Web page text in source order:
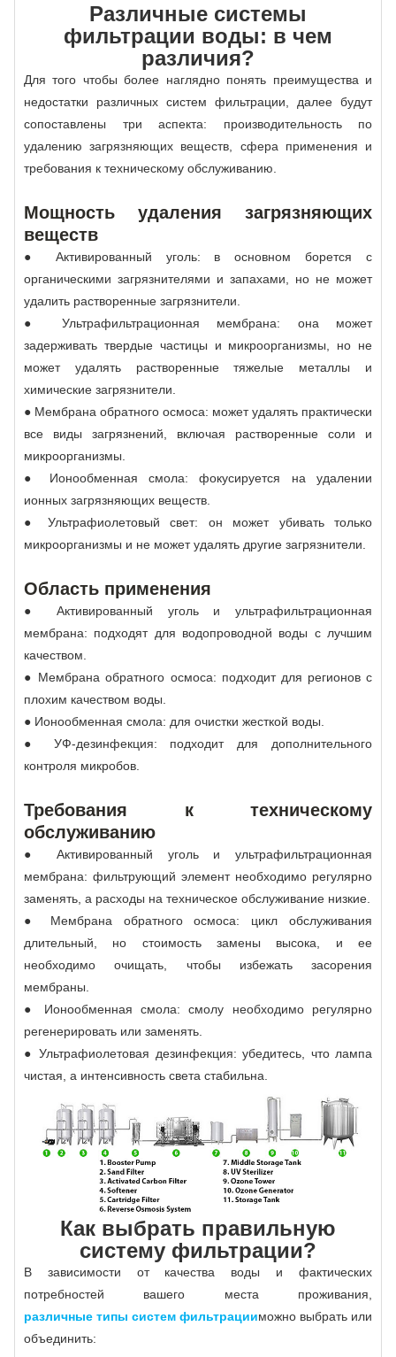
Различные системы
фильтрации воды: в чем
различия?
Для того чтобы более наглядно понять преимущества и
недостатки различных систем фильтрации, далее будут
сопоставлены три аспекта: производительность по
удалению загрязняющих веществ, сфера применения и
требования к техническому обслуживанию.
Мощность удаления загрязняющих
веществ
● Активированный уголь: в основном борется с
органическими загрязнителями и запахами, но не может
удалить растворенные загрязнители.
● Ультрафильтрационная мембрана: она может
задерживать твердые частицы и микроорганизмы, но не
может удалять растворенные тяжелые металлы и
химические загрязнители.
● Мембрана обратного осмоса: может удалять практически
все виды загрязнений, включая растворенные соли и
микроорганизмы.
● Ионообменная смола: фокусируется на удалении
ионных загрязняющих веществ.
● Ультрафиолетовый свет: он может убивать только
микроорганизмы и не может удалять другие загрязнители.
Область применения
● Активированный уголь и ультрафильтрационная
мембрана: подходят для водопроводной воды с лучшим
качеством.
● Мембрана обратного осмоса: подходит для регионов с
плохим качеством воды.
● Ионообменная смола: для очистки жесткой воды.
● УФ-дезинфекция: подходит для дополнительного
контроля микробов.
Требования к техническому
обслуживанию
● Активированный уголь и ультрафильтрационная
мембрана: фильтрующий элемент необходимо регулярно
заменять, а расходы на техническое обслуживание низкие.
● Мембрана обратного осмоса: цикл обслуживания
длительный, но стоимость замены высока, и ее
необходимо очищать, чтобы избежать засорения
мембраны.
● Ионообменная смола: смолу необходимо регулярно
регенерировать или заменять.
● Ультрафиолетовая дезинфекция: убедитесь, что лампа
чистая, а интенсивность света стабильна.
Как выбрать правильную
систему фильтрации?
В зависимости от качества воды и фактических
потребностей вашего места проживания,
различные типы систем фильтрацииможно выбрать или
объединить: